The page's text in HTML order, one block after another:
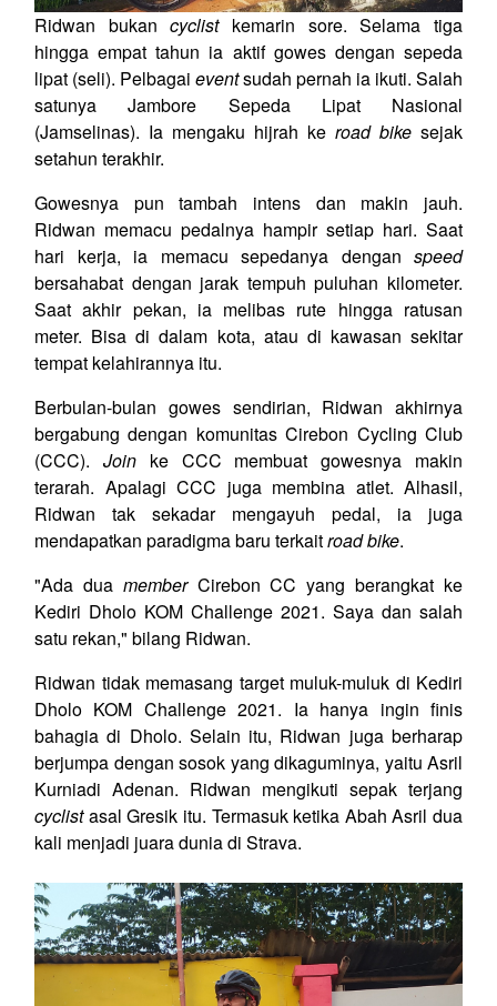
Ridwan bukancyclistkemarin sore. Selama tiga
hingga empat tahun ia aktif gowes dengan sepeda
lipat (seli). Pelbagai eventsudah pernah ia ikuti. Salah
satunya Jambore Sepeda Lipat Nasional
(Jamselinas). Ia mengaku hijrah ke road bike sejak
setahun terakhir.
Gowesnya pun tambah intens dan makin jauh.
Ridwan memacu pedalnya hampir setiap hari. Saat
hari kerja, ia memacu sepedanya dengan speed
bersahabat dengan jarak tempuh puluhan kilometer.
Saat akhir pekan, ia melibas rute hingga ratusan
meter. Bisa di dalam kota, atau di kawasan sekitar
tempat kelahirannya itu.
Berbulan-bulan gowes sendirian, Ridwan akhirnya
bergabung dengan komunitas Cirebon Cycling Club
(CCC). Joinke CCC membuat gowesnya makin
terarah. Apalagi CCC juga membina atlet. Alhasil,
Ridwan tak sekadar mengayuh pedal, ia juga
mendapatkan paradigma baru terkaitroad bike.
"Ada dua memberCirebon CC yang berangkat ke
Kediri Dholo KOM Challenge 2021. Saya dan salah
satu rekan," bilang Ridwan.
Ridwan tidak memasang target muluk-muluk di Kediri
Dholo KOM Challenge 2021. Ia hanya ingin finis
bahagia di Dholo. Selain itu, Ridwan juga berharap
berjumpa dengan sosok yang dikaguminya, yaitu Asril
Kurniadi Adenan. Ridwan mengikuti sepak terjang
cyclistasal Gresik itu. Termasuk ketika Abah Asril dua
kali menjadi juara dunia di Strava.